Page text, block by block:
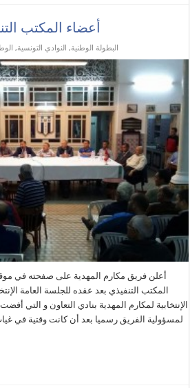
أعضاء المكتب
البطولة الوطنية, النوادي التونسية,
أعلن فريق مكارم المهدية على صفحته في
المكتب التنفيذي بعد عقده للجلسة العامة
الإنتخابية لمكارم المهدية بنادي التعاون و التي
لمسؤولية الفريق رسميا بعد أن كانت وقتية في